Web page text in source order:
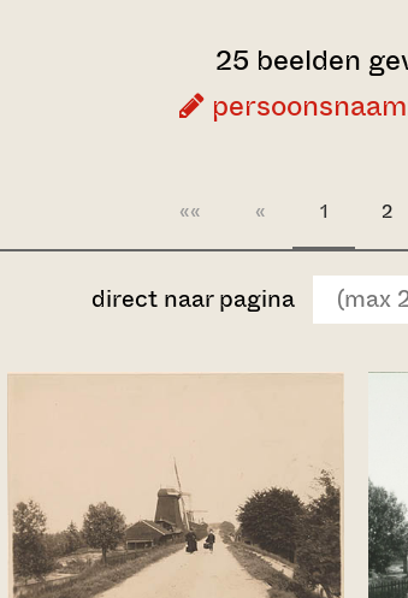
25 beelden
«« « 1 2
direct naar pagina